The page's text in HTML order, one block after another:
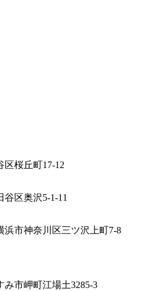
区桜丘町17-12
谷区奥沢5-1-11
浜市神奈川区三ツ沢上町7-8
み市岬町江場土3285-3